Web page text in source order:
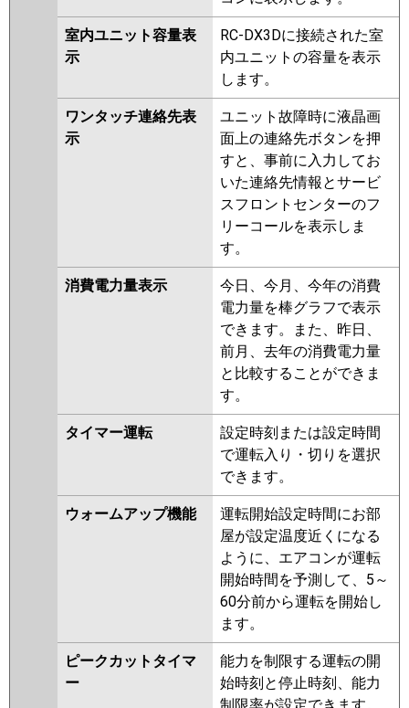
室内ユニット容量表
示
RC-DX3Dに接続された室
内ユニットの容量を表示
します。
ワンタッチ連絡先表
示
ユニット故障時に液晶画
面上の連絡先ボタンを押
すと、事前に入力してお
いた連絡先情報とサービ
スフロントセンターのフ
リーコールを表示しま
す。
消費電力量表示
今日、今月、今年の消費
電力量を棒グラフで表示
できます。また、昨日、
前月、去年の消費電力量
と比較することができま
す。
タイマー運転
設定時刻または設定時間
で運転入り・切りを選択
できます。
ウォームアップ機能
運転開始設定時間にお部
屋が設定温度近くになる
ように、エアコンが運転
開始時間を予測して、5～
60分前から運転を開始し
ます。
ピークカットタイマ
ー
能力を制限する運転の開
始時刻と停止時刻、能力